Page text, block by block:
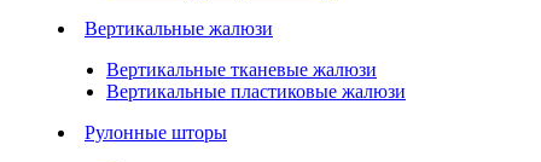
Вертикальные жалюзи
Вертикальные тканевые жалюзи
Вертикальные пластиковые жалюзи
Рулонные шторы